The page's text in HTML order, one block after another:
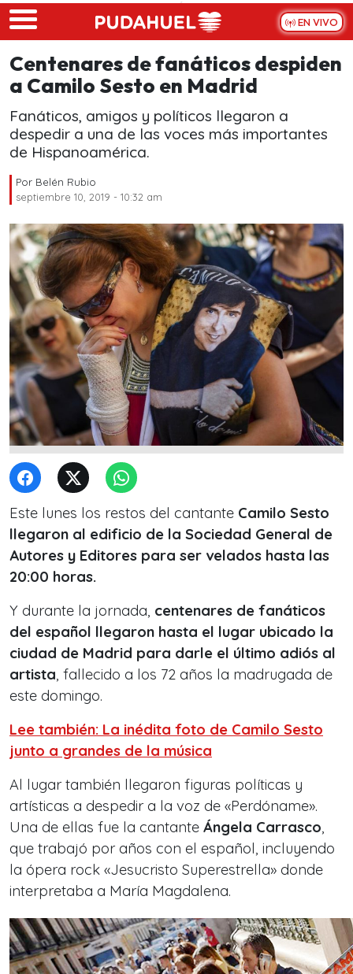
Skip to main content
EN VIVO
Centenares de fanáticos despiden
a Camilo Sesto en Madrid
Fanáticos, amigos y políticos llegaron a
despedir a una de las voces más importantes
de Hispanoamérica.
Por Belén Rubio
septiembre 10, 2019 - 10:32 am
Este lunes los restos del cantante Camilo Sesto
llegaron al edificio de la Sociedad General de
Autores y Editores para ser velados hasta las
20:00 horas.
Y durante la jornada, centenares de fanáticos
del español llegaron hasta el lugar ubicado la
ciudad de Madrid para darle el último adiós al
artista, fallecido a los 72 años la madrugada de
este domingo.
Lee también: La inédita foto de Camilo Sesto
junto a grandes de la música
Al lugar también llegaron figuras políticas y
artísticas a despedir a la voz de «Perdóname».
Una de ellas fue la cantante Ángela Carrasco,
que trabajó por años con el español, incluyendo
la ópera rock «Jesucristo Superestrella» donde
interpretaba a María Magdalena.